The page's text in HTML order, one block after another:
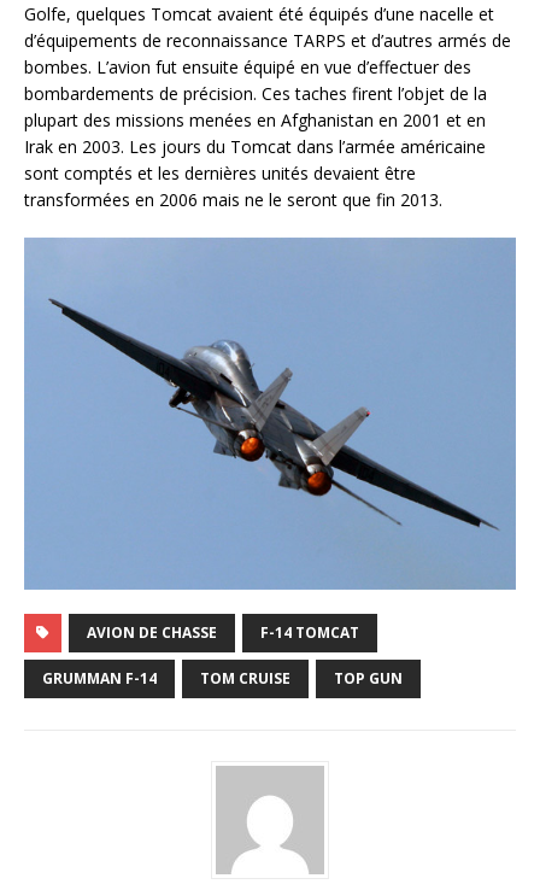
Golfe, quelques Tomcat avaient été équipés d’une nacelle et
d’équipements de reconnaissance TARPS et d’autres armés de
bombes. L’avion fut ensuite équipé en vue d’effectuer des
bombardements de précision. Ces taches firent l’objet de la
plupart des missions menées en Afghanistan en 2001 et en
Irak en 2003. Les jours du Tomcat dans l’armée américaine
sont comptés et les dernières unités devaient être
transformées en 2006 mais ne le seront que fin 2013.
AVION DE CHASSE F-14 TOMCAT
GRUMMAN F-14 TOM CRUISE TOP GUN